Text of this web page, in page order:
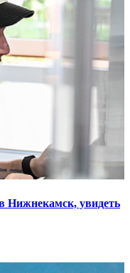
Нижнекамск, увидеть